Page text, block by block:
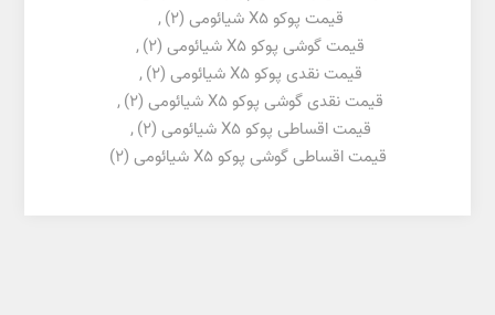
قیمت پوکو X5 شیائومی
(2)
,
قیمت گوشی پوکو X5 شیائومی
(2)
,
قیمت نقدی پوکو X5 شیائومی
(2)
,
قیمت نقدی گوشی پوکو X5 شیائومی
(2)
,
قیمت اقساطی پوکو X5 شیائومی
(2)
,
قیمت اقساطی گوشی پوکو X5 شیائومی
(2)